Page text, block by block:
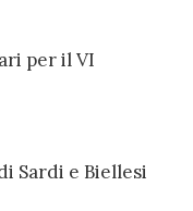
per il VI
Sardi e Biellesi